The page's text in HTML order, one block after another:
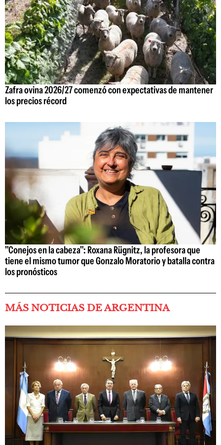
Zafra ovina 2026/27 comenzó con expectativas de mantener
los precios récord
"Conejos en la cabeza": Roxana Rügnitz, la profesora que
tiene el mismo tumor que Gonzalo Moratorio y batalla contra
los pronósticos
MÁS NOTICIAS DE ARGENTINA